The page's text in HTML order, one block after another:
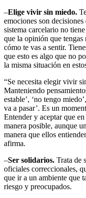
–Elige vivir sin miedo.
emociones son
sistema carcelario no
que la opinión que tengas
cómo te vas a sentir.
que esto es algo que no
la misma situación en
“Se necesita elegir vivir
Manteniendo
estable’, ‘no tengo
va a pasar’. Es un
Entender y aceptar que
manera posible, aunque
manera que ellos
afirma.
–Ser solidarios. Trata de
oficiales correccionales,
que ir a un ambiente que
riesgo y preocupados.